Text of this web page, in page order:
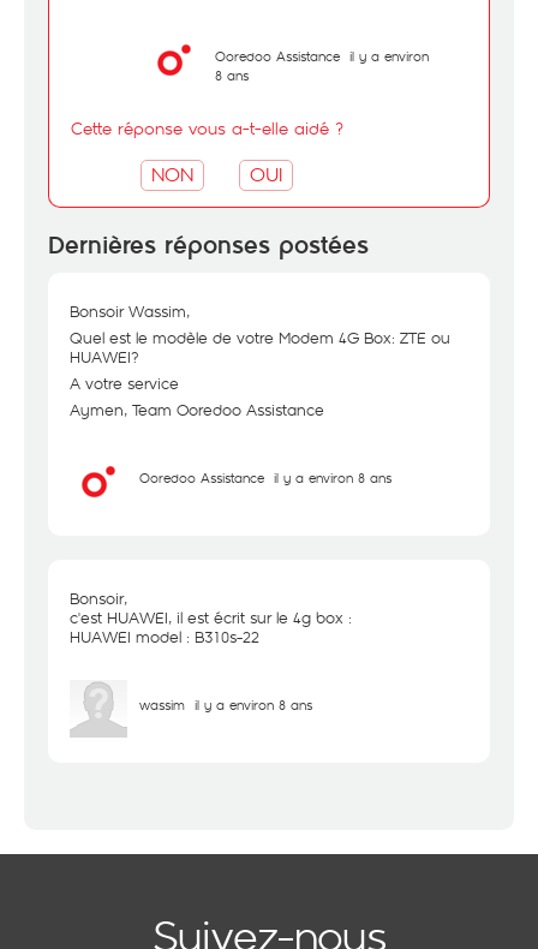
Ooredoo Assistance il y a environ
8 ans
Cette réponse vous a-t-elle aidé ?
NON OUI
Dernières réponses postées
Bonsoir Wassim,
Quel est le modèle de votre Modem 4G Box: ZTE ou
HUAWEI?
A votre service
Aymen, Team Ooredoo Assistance
Ooredoo Assistance il y a environ 8 ans
Bonsoir,
c'est HUAWEI, il est écrit sur le 4g box :
HUAWEI model : B310s-22
wassim il y a environ 8 ans
Suivez-nous